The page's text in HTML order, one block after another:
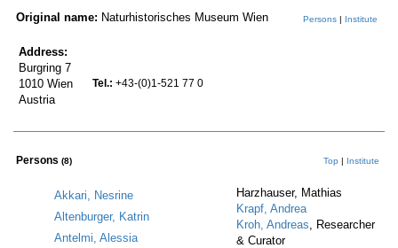
Original name: Naturhistorisches Museum Wien
Address:
Burgring 7
1010 Wien
Austria
Tel.: +43-(0)1-521 77 0
Persons | Institute
Persons (8) Top | Institute
Akkari, Nesrine
Altenburger, Katrin
Antelmi, Alessia
Harzhauser, Mathias
Krapf, Andrea
Kroh, Andreas, Researcher
& Curator